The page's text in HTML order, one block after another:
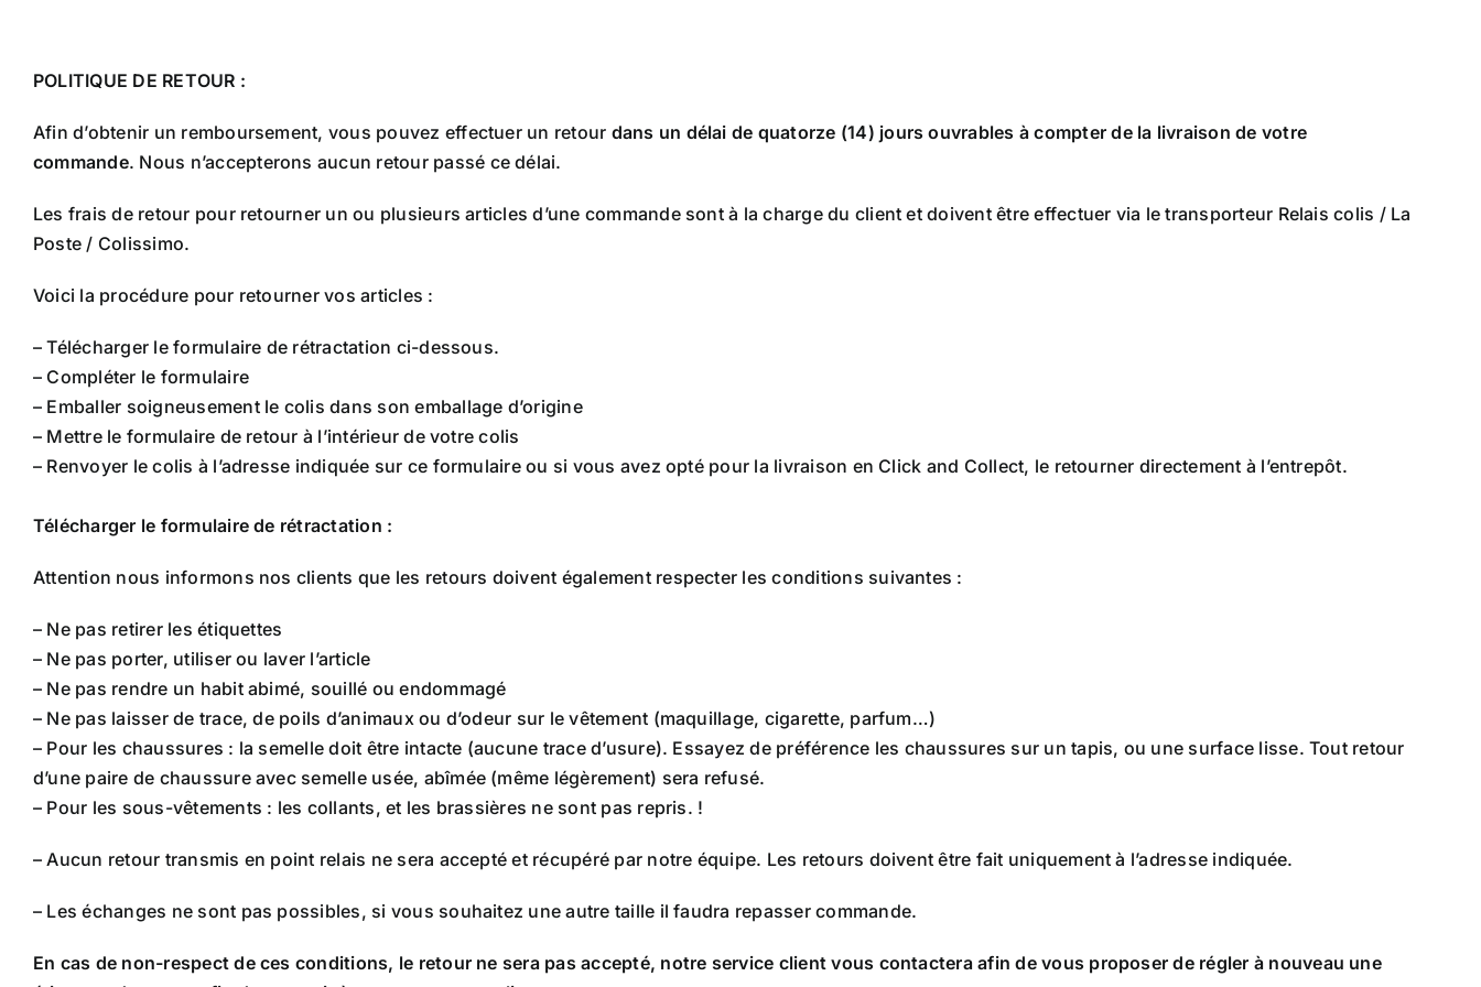
contentPOLITIQUE DE RETOUR :
Afin d’obtenir un remboursement, vous pouvez effectuer un retour dans un délai de quatorze (14) jours ouvrables à compter de la livraison de votre
commande. Nous n’accepterons aucun retour passé ce délai.
Les frais de retour pour retourner un ou plusieurs articles d’une commande sont à la charge du client et doivent être effectuer via le transporteur Relais colis / La
Poste / Colissimo.
Voici la procédure pour retourner vos articles :
– Télécharger le formulaire de rétractation ci-dessous.
– Compléter le formulaire
– Emballer soigneusement le colis dans son emballage d’origine
– Mettre le formulaire de retour à l’intérieur de votre colis
– Renvoyer le colis à l’adresse indiquée sur ce formulaire ou si vous avez opté pour la livraison en Click and Collect, le retourner directement à l’entrepôt.
Télécharger le formulaire de rétractation :
Attention nous informons nos clients que les retours doivent également respecter les conditions suivantes :
– Ne pas retirer les étiquettes
– Ne pas porter, utiliser ou laver l’article
– Ne pas rendre un habit abimé, souillé ou endommagé
– Ne pas laisser de trace, de poils d’animaux ou d’odeur sur le vêtement (maquillage, cigarette, parfum…)
– Pour les chaussures : la semelle doit être intacte (aucune trace d’usure). Essayez de préférence les chaussures sur un tapis, ou une surface lisse. Tout retour
d’une paire de chaussure avec semelle usée, abîmée (même légèrement) sera refusé.
– Pour les sous-vêtements : les collants, et les brassières ne sont pas repris. !
– Aucun retour transmis en point relais ne sera accepté et récupéré par notre équipe. Les retours doivent être fait uniquement à l’adresse indiquée.
– Les échanges ne sont pas possibles, si vous souhaitez une autre taille il faudra repasser commande.
En cas de non-respect de ces conditions, le retour ne sera pas accepté, notre service client vous contactera afin de vous proposer de régler à nouveau une